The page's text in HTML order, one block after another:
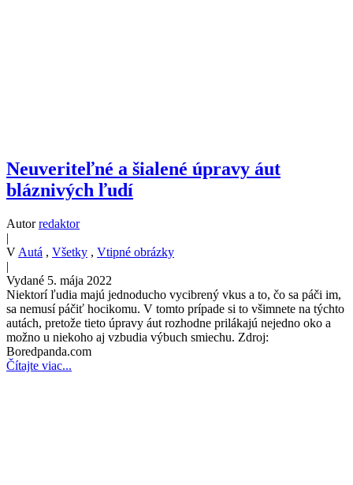
Neuveriteľné a šialené úpravy áut
bláznivých ľudí
Autorredaktor
|
V Autá , Všetky , Vtipné obrázky
|
Vydané 5. mája 2022
Niektorí ľudia majú jednoducho vycibrený vkus a to, čo sa páči im,
sa nemusí páčiť hocikomu. V tomto prípade si to všimnete na týchto
autách, pretože tieto úpravy áut rozhodne prilákajú nejedno oko a
možno u niekoho aj vzbudia výbuch smiechu. Zdroj:
Boredpanda.com
Čítajte viac...